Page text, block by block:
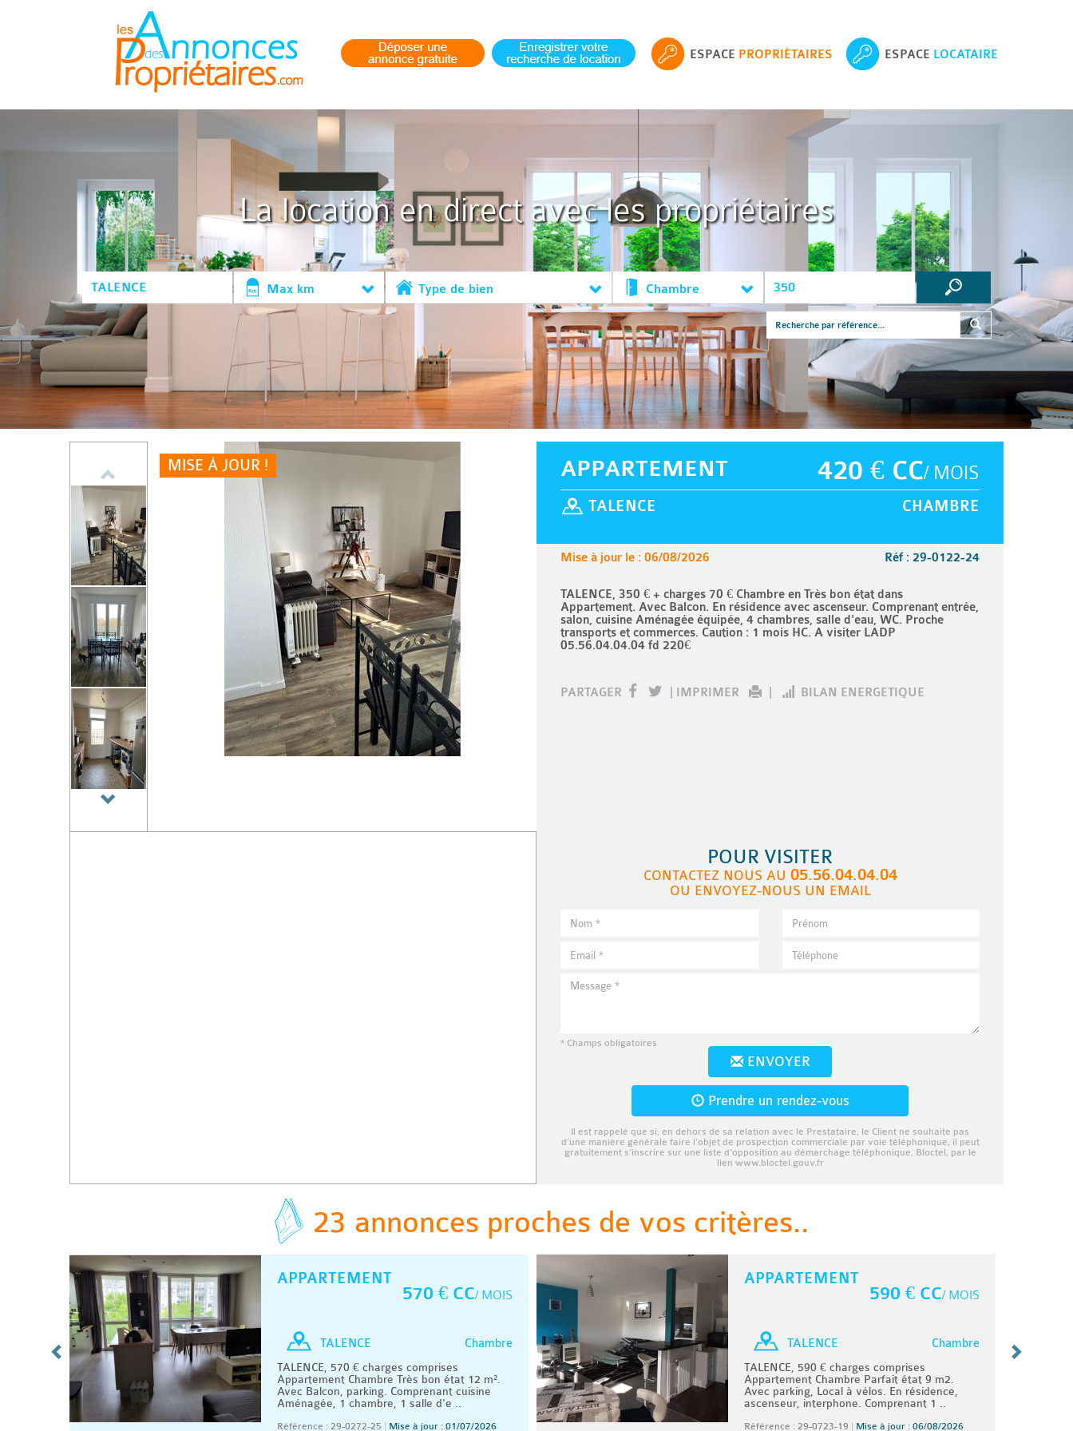
ESPACE PROPRIÉTAIRES ESPACE LOCATAIRE
La location en direct avec les propriétaires
Max km Type de bien Chambre
MISE À JOUR ! 420 € CC/ MOIS
APPARTEMENT
CHAMBRE
TALENCE
Réf : 29-0122-24
Mise à jour le : 06/08/2026
TALENCE, 350 € + charges 70 € Chambre en Très bon état dans
Appartement. Avec Balcon. En résidence avec ascenseur. Comprenant entrée,
salon, cuisine Aménagée équipée, 4 chambres, salle d'eau, WC. Proche
transports et commerces. Caution : 1 mois HC. A visiter LADP
05.56.04.04.04 fd 220€
PARTAGER IMPRIMER BILAN ENERGETIQUE
POUR VISITER
CONTACTEZ NOUS AU 05.56.04.04.04
OU ENVOYEZ-NOUS UN EMAIL
* Champs obligatoires
ENVOYER
Prendre un rendez-vous
Il est rappelé que si, en dehors de sa relation avec le Prestataire, le Client ne souhaite pas
d’une manière générale faire l’objet de prospection commerciale par voie téléphonique, il peut
gratuitement s’inscrire sur une liste d’opposition au démarchage téléphonique, Bloctel, par le
lien www.bloctel.gouv.fr
23 annonces proches de vos critères..
APPARTEMENT
570 € CC/ MOIS
Chambre
TALENCE
TALENCE, 570 € charges comprises
Appartement Chambre Très bon état 12 m².
Avec Balcon, parking. Comprenant cuisine
Aménagée, 1 chambre, 1 salle d'e ..
Référence : 29-0272-25 Mise à jour : 01/07/2026
APPARTEMENT
590 € CC/ MOIS
Chambre
TALENCE
TALENCE, 590 € charges comprises
Appartement Chambre Parfait état 9 m2.
Avec parking, Local à vélos. En résidence,
ascenseur, interphone. Comprenant 1 ..
Référence : 29-0723-19 Mise à jour : 06/08/2026